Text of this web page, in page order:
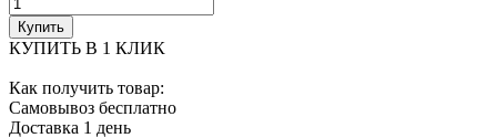
Купить
КУПИТЬ В 1 КЛИК
Как получить товар:
Самовывоз бесплатно
Доставка 1 день